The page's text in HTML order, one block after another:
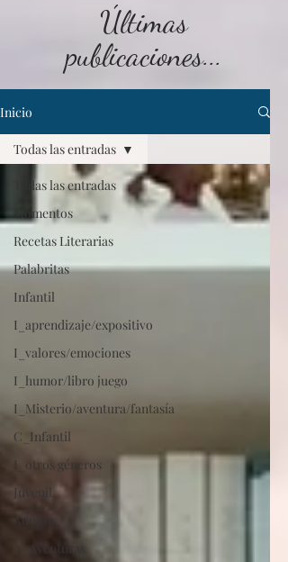
Últimas
publicaciones...
Inicio
Todas las entradas
Momentos
Recetas Literarias
Palabritas
Infantil
I_aprendizaje/expositivo
I_valores/emociones
I_humor/libro juego
I_Misterio/aventura/fantasía
C_Infantil
I_otros géneros
Juvenil
Adultos
A_Aventuras
Todas las entradas